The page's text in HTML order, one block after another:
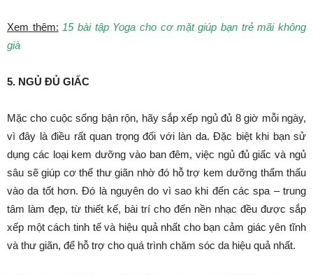
Xem thêm: 15 bài tập Yoga cho cơ mặt giúp bạn trẻ mãi không
già
5. NGỦ ĐỦ GIẤC
Mặc cho cuộc sống bận rộn, hãy sắp xếp ngủ đủ 8 giờ mỗi ngày,
vì đây là điều rất quan trọng đối với làn da. Đặc biệt khi bạn sử
dụng các loại kem dưỡng vào ban đêm, việc ngủ đủ giấc và ngủ
sâu sẽ giúp cơ thể thư giãn nhờ đó hỗ trợ kem dưỡng thẩm thấu
vào da tốt hơn. Đó là nguyên do vì sao khi đến các spa – trung
tâm làm đẹp, từ thiết kế, bài trí cho đến nền nhạc đều được sắp
xếp một cách tinh tế và hiệu quả nhất cho bạn cảm giác yên tĩnh
và thư giãn, để hỗ trợ cho quá trình chăm sóc da hiệu quả nhất.